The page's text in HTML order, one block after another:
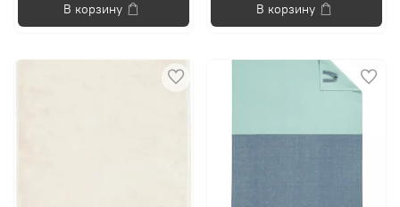
В корзину В корзину